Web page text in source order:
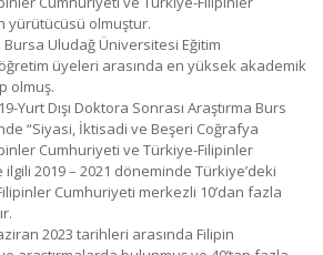
yürütücüsü olmuştur.
Bursa Uludağ Üniversitesi Eğitim
üyeleri arasında en yüksek akademik
olmuş.
Yurt Dışı Doktora Sonrası Araştırma Burs
“Siyasi, İktisadi ve Beşeri Coğrafya
Cumhuriyeti ve Türkiye-Filipinler
ilgili 2019 – 2021 döneminde Türkiye’deki
Cumhuriyeti merkezli 10’dan fazla
2023 tarihleri arasında Filipin